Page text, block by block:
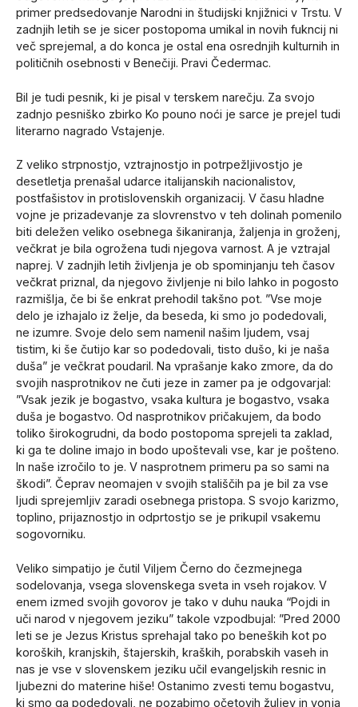
primer predsedovanje Narodni in študijski knjižnici v Trstu. V
zadnjih letih se je sicer postopoma umikal in novih fukncij ni
več sprejemal, a do konca je ostal ena osrednjih kulturnih in
političnih osebnosti v Benečiji. Pravi Čedermac.
Bil je tudi pesnik, ki je pisal v terskem narečju. Za svojo
zadnjo pesniško zbirko Ko pouno noći je sarce je prejel tudi
literarno nagrado Vstajenje.
Z veliko strpnostjo, vztrajnostjo in potrpežljivostjo je
desetletja prenašal udarce italijanskih nacionalistov,
postfašistov in protislovenskih organizacij. V času hladne
vojne je prizadevanje za slovrenstvo v teh dolinah pomenilo
biti deležen veliko osebnega šikaniranja, žaljenja in groženj,
večkrat je bila ogrožena tudi njegova varnost. A je vztrajal
naprej. V zadnjih letih življenja je ob spominjanju teh časov
večkrat priznal, da njegovo življenje ni bilo lahko in pogosto
razmišlja, če bi še enkrat prehodil takšno pot. ”Vse moje
delo je izhajalo iz želje, da beseda, ki smo jo podedovali,
ne izumre. Svoje delo sem namenil našim ljudem, vsaj
tistim, ki še čutijo kar so podedovali, tisto dušo, ki je naša
duša” je večkrat poudaril. Na vprašanje kako zmore, da do
svojih nasprotnikov ne čuti jeze in zamer pa je odgovarjal:
”Vsak jezik je bogastvo, vsaka kultura je bogastvo, vsaka
duša je bogastvo. Od nasprotnikov pričakujem, da bodo
toliko širokogrudni, da bodo postopoma sprejeli ta zaklad,
ki ga te doline imajo in bodo upoštevali vse, kar je pošteno.
In naše izročilo to je. V nasprotnem primeru pa so sami na
škodi”. Čeprav neomajen v svojih stališčih pa je bil za vse
ljudi sprejemljiv zaradi osebnega pristopa. S svojo karizmo,
toplino, prijaznostjo in odprtostjo se je prikupil vsakemu
sogovorniku.
Veliko simpatijo je čutil Viljem Černo do čezmejnega
sodelovanja, vsega slovenskega sveta in vseh rojakov. V
enem izmed svojih govorov je tako v duhu nauka “Pojdi in
uči narod v njegovem jeziku” takole vzpodbujal: ”Pred 2000
leti se je Jezus Kristus sprehajal tako po beneških kot po
koroških, kranjskih, štajerskih, kraških, porabskih vaseh in
nas je vse v slovenskem jeziku učil evangeljskih resnic in
ljubezni do materine hiše! Ostanimo zvesti temu bogastvu,
ki smo ga podedovali, ne pozabimo očetovih žuljev in vonja